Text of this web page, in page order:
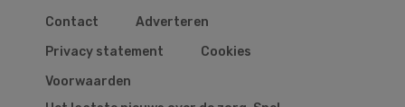
Contact
Adverteren
Privacy statement
Cookies
Voorwaarden